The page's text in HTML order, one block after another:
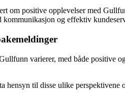
om positive opplevelser med
kommunikasjon og effektiv
varierer, med både positive
hensyn til disse ulike